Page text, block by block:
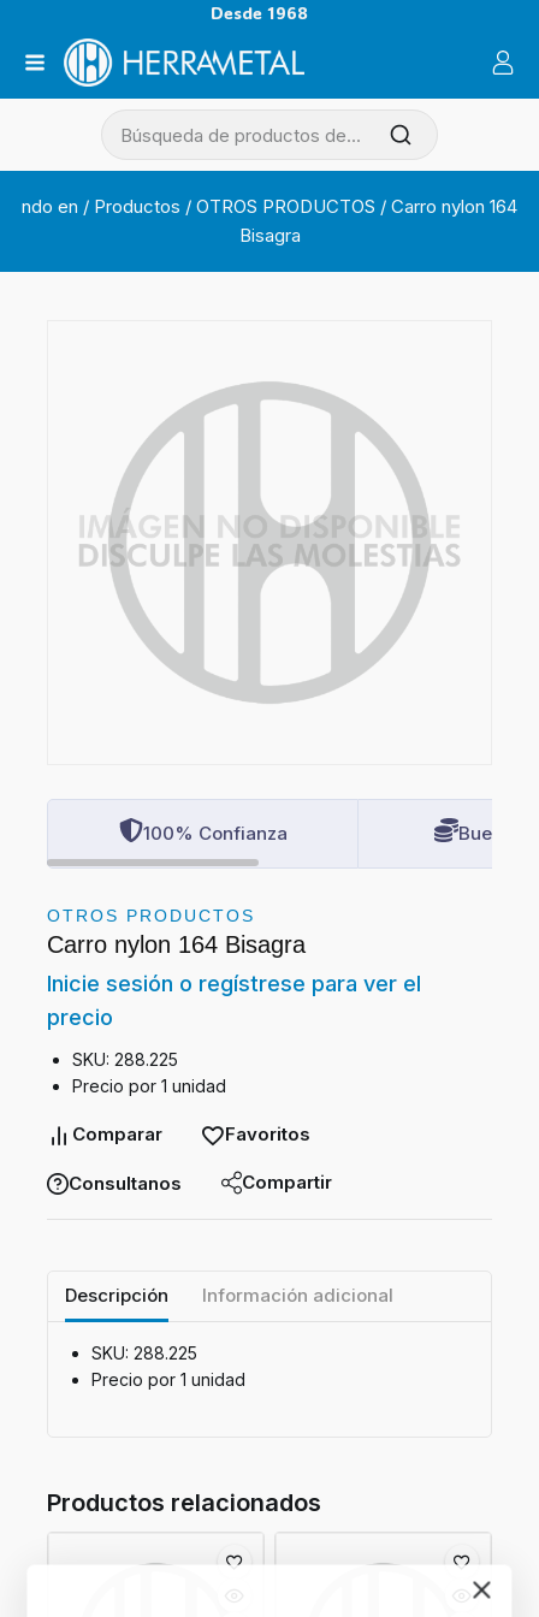
Desde 1968
ndo en / Productos / OTROS PRODUCTOS / Carro nylon 164
Bisagra
100% Confianza Buenos
OTROS PRODUCTOS
Carro nylon 164 Bisagra
Inicie sesión o regístrese para ver el
precio
SKU: 288.225
Precio por 1 unidad
Comparar Favoritos
Consultanos Compartir
Descripción Información adicional
SKU: 288.225
Precio por 1 unidad
Productos relacionados